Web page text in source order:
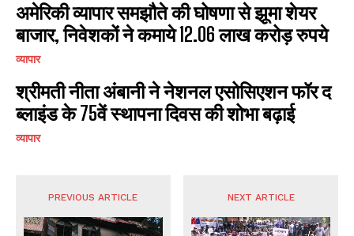
अमेरिकी व्यापार समझौते की घोषणा से झूमा शेयर
बाजार, निवेशकों ने कमाये 12.06 लाख करोड़ रुपये
व्यापार
श्रीमती नीता अंबानी ने नेशनल एसोसिएशन फॉर द
ब्लाइंड के 75वें स्थापना दिवस की शोभा बढ़ाई
व्यापार
PREVIOUS ARTICLE NEXT ARTICLE